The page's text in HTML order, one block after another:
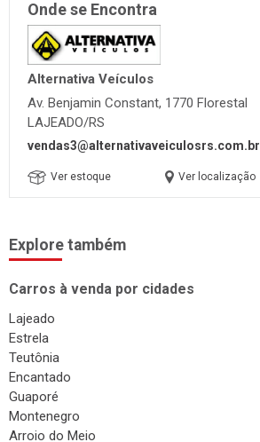
Onde se Encontra
Alternativa Veículos
Av. Benjamin Constant, 1770 Florestal
LAJEADO/RS
vendas3@alternativaveiculosrs.com.br
Ver estoque Ver localização
Explore também
Carros à venda por cidades
Lajeado
Estrela
Teutônia
Encantado
Guaporé
Montenegro
Arroio do Meio